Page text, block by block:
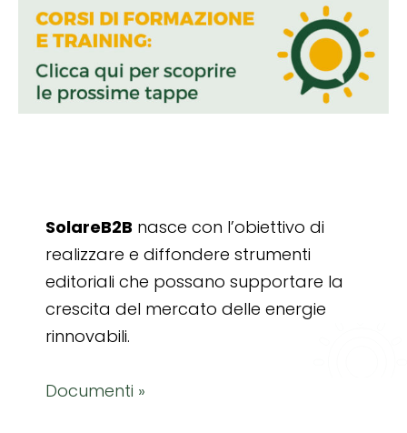
SolareB2B nasce con l’obiettivo di
realizzare e diffondere strumenti
editoriali che possano supportare la
crescita del mercato delle energie
rinnovabili.
Documenti »